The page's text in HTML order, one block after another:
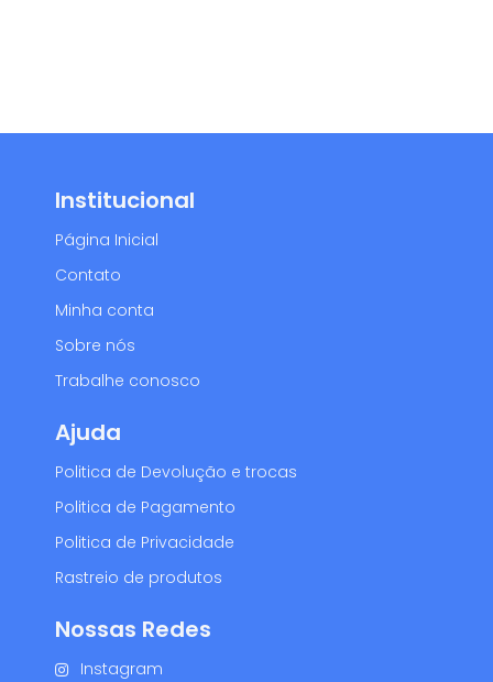
Institucional
Página Inicial
Contato
Minha conta
Sobre nós
Trabalhe conosco
Ajuda
Politica de Devolução e trocas
Politica de Pagamento
Politica de Privacidade
Rastreio de produtos
Nossas Redes
Instagram